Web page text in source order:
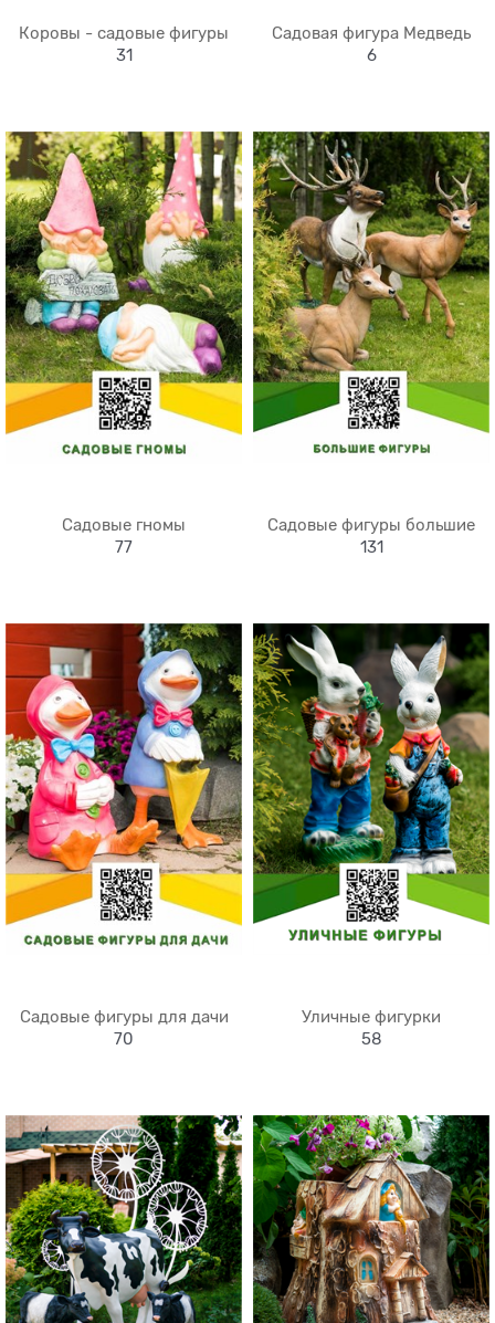
Коровы - садовые фигуры
31
Садовая фигура Медведь
6
Садовые гномы
77
Садовые фигуры большие
131
Садовые фигуры для дачи
70
Уличные фигурки
58